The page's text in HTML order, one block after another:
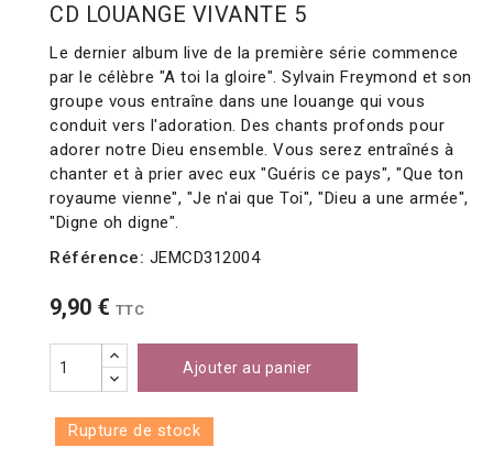
CD LOUANGE VIVANTE 5
Le dernier album live de la première série commence
par le célèbre "A toi la gloire". Sylvain Freymond et son
groupe vous entraîne dans une louange qui vous
conduit vers l'adoration. Des chants profonds pour
adorer notre Dieu ensemble. Vous serez entraînés à
chanter et à prier avec eux "Guéris ce pays", "Que ton
royaume vienne", "Je n'ai que Toi", "Dieu a une armée",
"Digne oh digne".
Référence: JEMCD312004
9,90 € TTC
Ajouter au panier
Rupture de stock